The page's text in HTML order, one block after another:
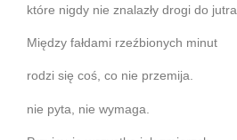
które nigdy nie znalazły drogi do jutra.
Między fałdami rzeźbionych minut
rodzi się coś, co nie przemija.
nie pyta, nie wymaga.